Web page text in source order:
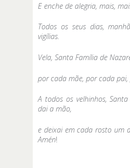
E enche de alegria, mais,
Todos os seus dias,
vigílias.
Vela, Santa Família de
por cada mãe, por cada
A todos os velhinhos,
dai a mão,
e deixai em cada rosto um
Amén!